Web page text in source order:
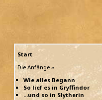
Start
Die Anfänge »
Wie alles Begann
So lief es in Gryffindor
...und so in Slytherin